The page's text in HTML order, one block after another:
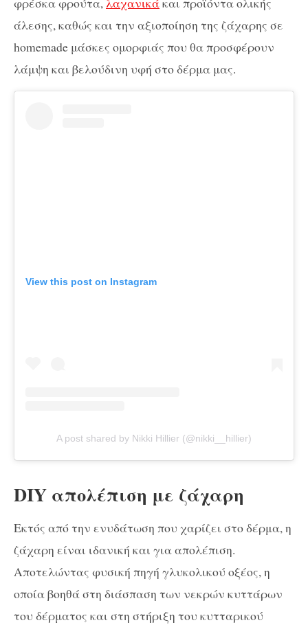
άλεσης, καθώς και την αξιοποίηση της ζάχαρης σε
homemade μάσκες ομορφιάς που θα προσφέρουν
λάμψη και βελούδινη υφή στο δέρμα μας.
View this post on Instagram
A post shared by Nikki Hillier (@nikki__hillier)
DIY απολέπιση με ζάχαρη
Εκτός από την ενυδάτωση που χαρίζει στο δέρμα, η
ζάχαρη είναι ιδανική και για απολέπιση.
Αποτελώντας φυσική πηγή γλυκολικού οξέος, η
οποία βοηθά στη διάσπαση των νεκρών κυττάρων
του δέρματος και στη στήριξη του κυτταρικού